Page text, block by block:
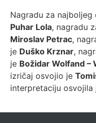
Nagradu za
Puhar Lola, nagradu
Miroslav Petrac,
je Duško Krznar,
je Božidar Wolfand –
izričaj osvojio je
interpretaciju osvojila